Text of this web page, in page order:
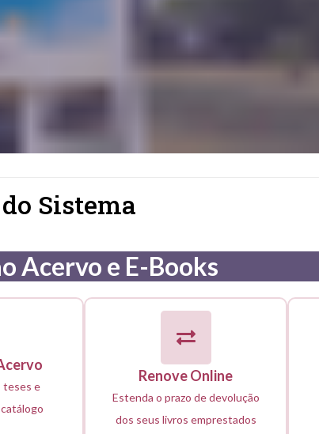
Sistema
Acervo e E-Books
teses e
Renove Online
Estenda o prazo de devolução
dos seus livros emprestados